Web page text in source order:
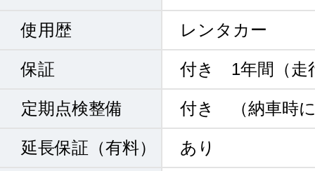
使用歴 レンタカー
保証 付き 1年間（走
定期点検整備 付き （納車時
延長保証（有料） あり